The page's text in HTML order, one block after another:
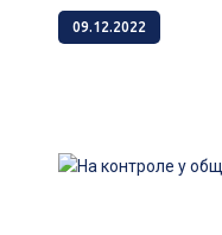
09.12.2022